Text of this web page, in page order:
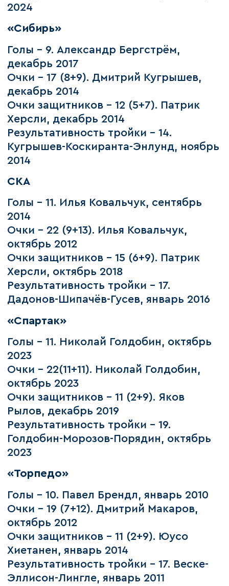
2024
«Сибирь»
Голы – 9. Александр Бергстрём,
декабрь 2017
Очки – 17 (8+9). Дмитрий Кугрышев,
декабрь 2014
Очки защитников – 12 (5+7). Патрик
Херсли, декабрь 2014
Результативность тройки – 14.
Кугрышев-Коскиранта-Энлунд, ноябрь
2014
СКА
Голы – 11. Илья Ковальчук, сентябрь
2014
Очки – 22 (9+13). Илья Ковальчук,
октябрь 2012
Очки защитников – 15 (6+9). Патрик
Херсли, октябрь 2018
Результативность тройки – 17.
Дадонов-Шипачёв-Гусев, январь 2016
«Спартак»
Голы – 11. Николай Голдобин, октябрь
2023
Очки – 22(11+11). Николай Голдобин,
октябрь 2023
Очки защитников – 11 (2+9). Яков
Рылов, декабрь 2019
Результативность тройки – 19.
Голдобин-Морозов-Порядин, октябрь
2023
«Торпедо»
Голы – 10. Павел Брендл, январь 2010
Очки – 19 (7+12). Дмитрий Макаров,
октябрь 2012
Очки защитников – 11 (2+9). Юусо
Хиетанен, январь 2014
Результативность тройки – 17. Веске-
Эллисон-Лингле, январь 2011